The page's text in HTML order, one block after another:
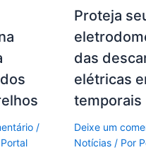
/
Portal
Proteja
das
elétricas
temporais
Deixe um
Notícias / Por